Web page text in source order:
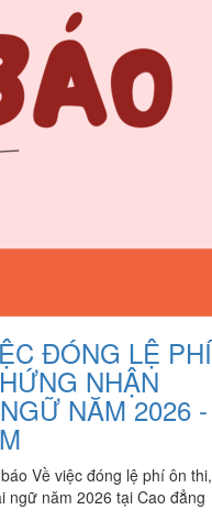
ĐÓNG LỆ PHÍ
NHẬN
NĂM 2026 -
Về việc đóng lệ phí ôn thi,
ngữ năm 2026 tại Cao đẳng